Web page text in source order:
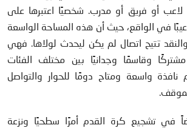
أو فريق أو مدرب. شخصيًا اعتبرها على
في الواقع، حيث أن هذه المساحة الواسعة
والنقد تتيح اتصال لم يكن ليحدث لولاها. فهي
مشتركًا وقاسمًا وجدانيًا بين مختلف الفئات
نافذة واسعة ومتاح دومًا للحوار والتواصل
في تشجيع كرة القدم أمرًا سطحيًا ونزعة